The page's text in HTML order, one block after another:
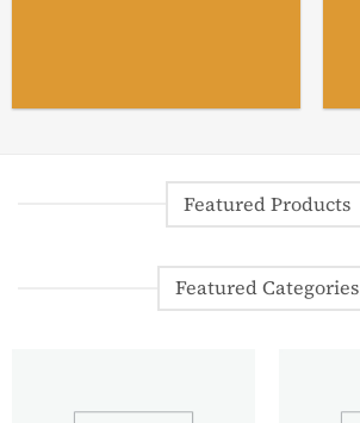
Featured Products
Featured Categories